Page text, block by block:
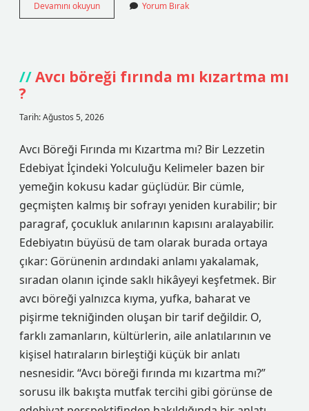
Devamını okuyunKuduz
tırnaktan
Yorum Bırak
Avcı böreği fırında mı kızartma mı
?
Tarih: Ağustos 5, 2026
Avcı Böreği Fırında mı Kızartma mı? Bir Lezzetin
Edebiyat İçindeki Yolculuğu Kelimeler bazen bir
yemeğin kokusu kadar güçlüdür. Bir cümle,
geçmişten kalmış bir sofrayı yeniden kurabilir; bir
paragraf, çocukluk anılarının kapısını aralayabilir.
Edebiyatın büyüsü de tam olarak burada ortaya
çıkar: Görünenin ardındaki anlamı yakalamak,
sıradan olanın içinde saklı hikâyeyi keşfetmek. Bir
avcı böreği yalnızca kıyma, yufka, baharat ve
pişirme tekniğinden oluşan bir tarif değildir. O,
farklı zamanların, kültürlerin, aile anlatılarının ve
kişisel hatıraların birleştiği küçük bir anlatı
nesnesidir. “Avcı böreği fırında mı kızartma mı?”
sorusu ilk bakışta mutfak tercihi gibi görünse de